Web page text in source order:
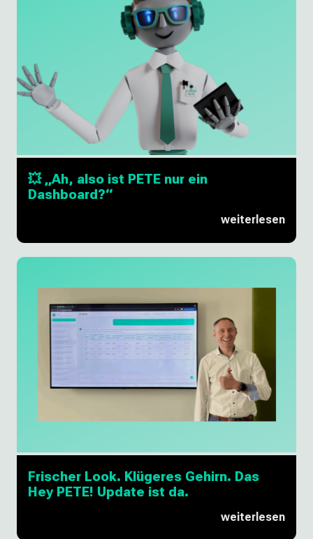
💥 „Ah, also ist PETE nur ein
Dashboard?“
weiterlesen
Frischer Look. Klügeres Gehirn. Das
Hey PETE! Update ist da.
weiterlesen